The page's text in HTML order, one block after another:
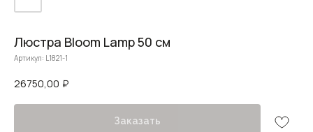
Люстра Bloom Lamp 50 см
Артикул: L1821-1
26750,00 ₽
Заказать